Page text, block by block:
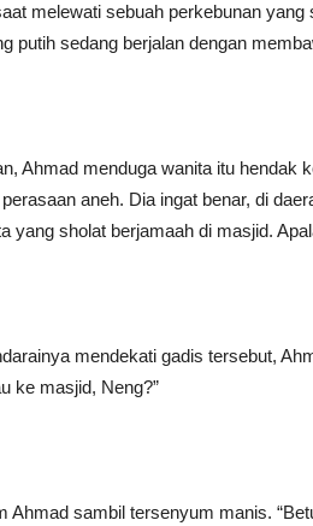
melewati sebuah perkebunan
putih sedang berjalan dengan
Ahmad menduga wanita itu hendak
aneh. Dia ingat benar, di
yang sholat berjamaah di masjid.
mendekati gadis tersebut,
ke masjid, Neng?”
Ahmad sambil tersenyum manis.